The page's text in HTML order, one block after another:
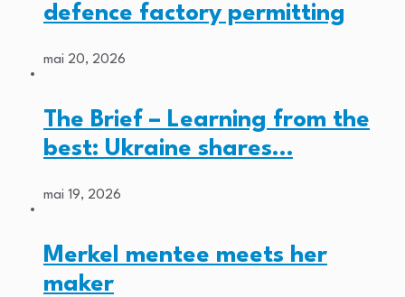
defence factory permitting
mai 20, 2026
The Brief – Learning from the
best: Ukraine shares…
mai 19, 2026
Merkel mentee meets her
maker